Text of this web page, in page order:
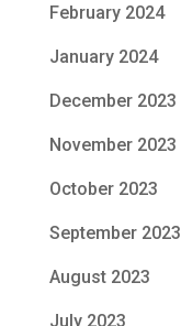
February 2024
January 2024
December 2023
November 2023
October 2023
September 2023
August 2023
July 2023